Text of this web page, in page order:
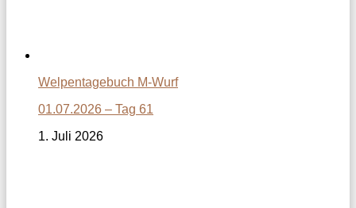
Welpentagebuch M-Wurf
01.07.2026 – Tag 61
1. Juli 2026